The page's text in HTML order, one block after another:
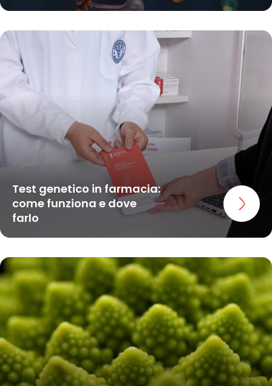
Test genetico in farmacia:
come funziona e dove
farlo